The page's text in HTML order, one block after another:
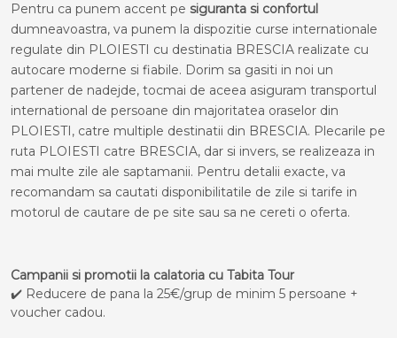
Pentru ca punem accent pe siguranta si confortul
dumneavoastra, va punem la dispozitie curse internationale
regulate din PLOIESTI cu destinatia BRESCIA realizate cu
autocare moderne si fiabile. Dorim sa gasiti in noi un
partener de nadejde, tocmai de aceea asiguram transportul
international de persoane din majoritatea oraselor din
PLOIESTI, catre multiple destinatii din BRESCIA. Plecarile pe
ruta PLOIESTI catre BRESCIA, dar si invers, se realizeaza in
mai multe zile ale saptamanii. Pentru detalii exacte, va
recomandam sa cautati disponibilitatile de zile si tarife in
motorul de cautare de pe site sau sa ne cereti o oferta.
Campanii si promotii la calatoria cu Tabita Tour
✔️ Reducere de pana la 25€/grup de minim 5 persoane +
voucher cadou.